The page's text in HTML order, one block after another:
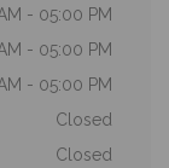
- 05:00 PM
- 05:00 PM
- 05:00 PM
Closed
Closed